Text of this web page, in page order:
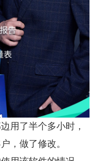
用了半个多小时，
，做了修改。